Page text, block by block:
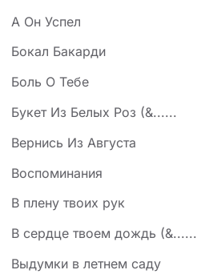
А Он Успел
Бокал Бакарди
Боль О Тебе
Букет Из Белых Роз (&......
Вернись Из Августа
Воспоминания
В плену твоих рук
В сердце твоем дождь (&......
Выдумки в летнем саду